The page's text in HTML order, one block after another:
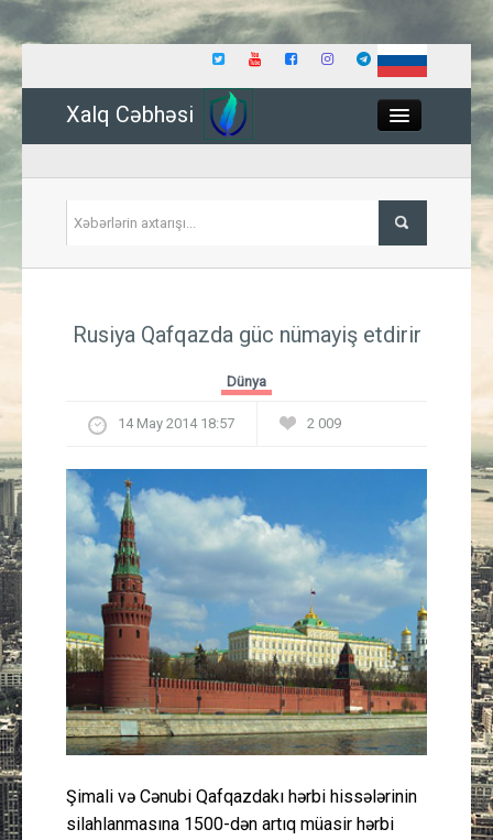
Xalq Cəbhəsi
İqtisadiyyat
Mədəniyyət
Müsahibə
İdman
Layihə
Gündəm
Rusiya Qafqazda güc nümayiş etdirir
Dünya
14 May 2014 18:57 2 009
Şimali və Cənubi Qafqazdakı hərbi hissələrinin
silahlanmasına 1500-dən artıq müasir hərbi